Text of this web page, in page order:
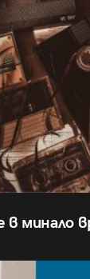
в минало